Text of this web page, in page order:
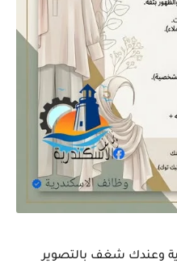
وعندك شغف بالتصوير